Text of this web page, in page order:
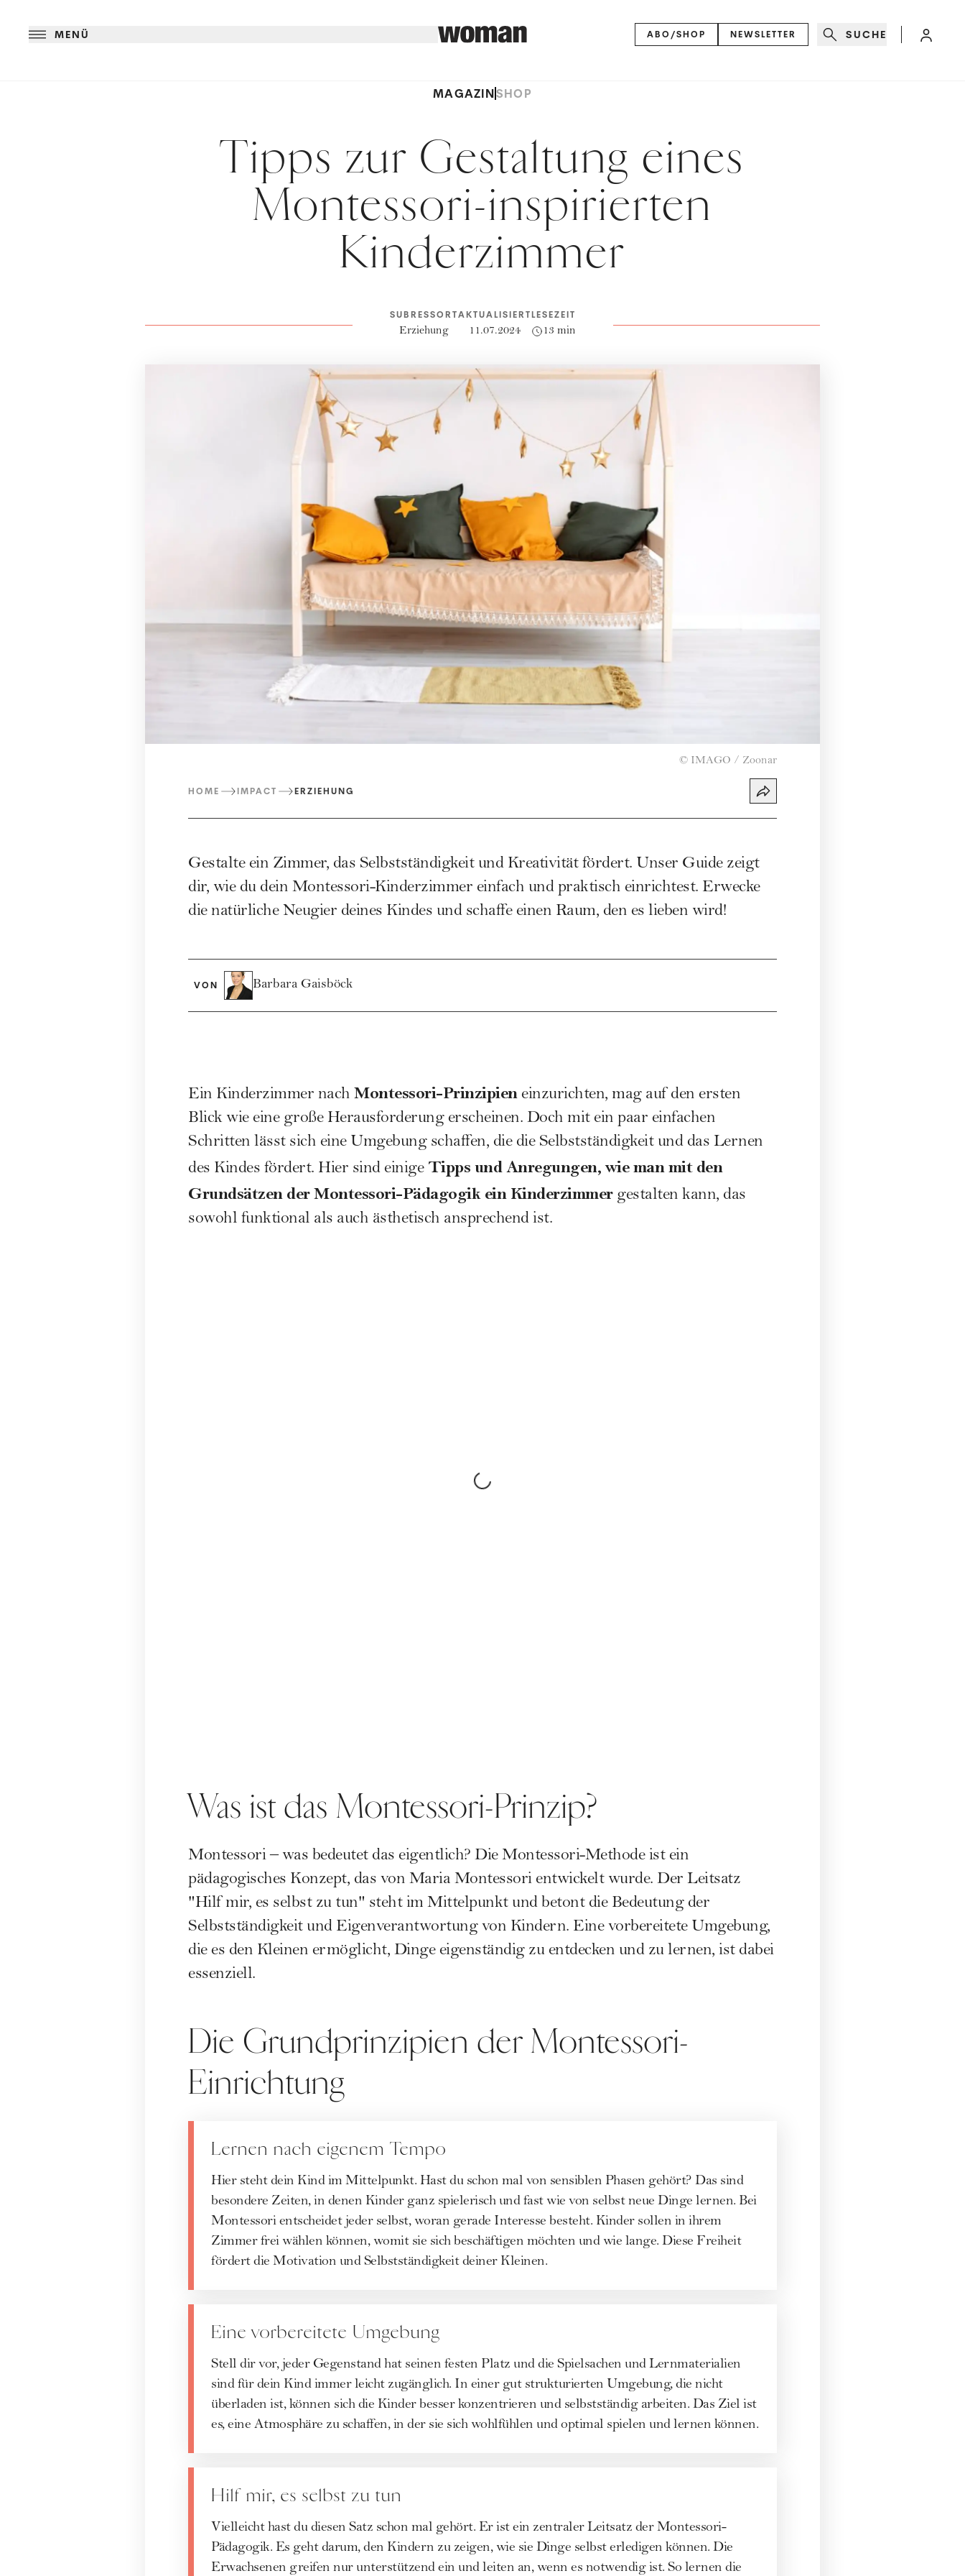
MENÜ ABO/SHOP NEWSLETTER SUCHE
MAGAZINSHOP
Tipps zur Gestaltung eines
Montessori-inspirierten
Kinderzimmer
SUBRESSORT
Erziehung
AKTUALISIERT
11.07.2024
LESEZEIT
13 min
© IMAGO / Zoonar
HOME IMPACT ERZIEHUNG
Gestalte ein Zimmer, das Selbstständigkeit und Kreativität fördert. Unser Guide zeigt
dir, wie du dein Montessori-Kinderzimmer einfach und praktisch einrichtest. Erwecke
die natürliche Neugier deines Kindes und schaffe einen Raum, den es lieben wird!
VON Barbara Gaisböck
Ein Kinderzimmer nach Montessori-Prinzipieneinzurichten, mag auf den ersten
Blick wie eine große Herausforderung erscheinen. Doch mit ein paar einfachen
Schritten lässt sich eine Umgebung schaffen, die die Selbstständigkeit und das Lernen
des Kindes fördert. Hier sind einige Tipps und Anregungen, wie man mit den
Grundsätzen der Montessori-Pädagogik ein Kinderzimmergestalten kann, das
sowohl funktional als auch ästhetisch ansprechend ist.
Was ist das Montessori-Prinzip?
Montessori – was bedeutet das eigentlich? Die Montessori-Methodeist ein
pädagogisches Konzept, das von Maria Montessorientwickelt wurde. Der Leitsatz
"Hilf mir, es selbst zu tun" steht im Mittelpunkt und betont die Bedeutung der
Selbstständigkeit und Eigenverantwortung von Kindern. Eine vorbereitete Umgebung,
die es den Kleinen ermöglicht, Dinge eigenständig zu entdecken und zu lernen, ist dabei
essenziell.
Die Grundprinzipien der Montessori-
Einrichtung
Lernen nach eigenem Tempo
Hier steht dein Kind im Mittelpunkt. Hast du schon mal von sensiblen Phasen gehört? Das sind
besondere Zeiten, in denen Kinder ganz spielerisch und fast wie von selbst neue Dinge lernen. Bei
Montessori entscheidet jeder selbst, woran gerade Interesse besteht. Kinder sollen in ihrem
Zimmer frei wählen können, womit sie sich beschäftigen möchten und wie lange. Diese Freiheit
fördert die Motivation und Selbstständigkeit deiner Kleinen.
Eine vorbereitete Umgebung
Stell dir vor, jeder Gegenstand hat seinen festen Platz und die Spielsachen und Lernmaterialien
sind für dein Kind immer leicht zugänglich. In einer gut strukturierten Umgebung, die nicht
überladen ist, können sich die Kinder besser konzentrieren und selbstständig arbeiten. Das Ziel ist
es, eine Atmosphäre zu schaffen, in der sie sich wohlfühlen und optimal spielen und lernen können.
Hilf mir, es selbst zu tun
Vielleicht hast du diesen Satz schon mal gehört. Er ist ein zentraler Leitsatz der Montessori-
Pädagogik. Es geht darum, den Kindern zu zeigen, wie sie Dinge selbst erledigen können. Die
Erwachsenen greifen nur unterstützend ein und leiten an, wenn es notwendig ist. So lernen die